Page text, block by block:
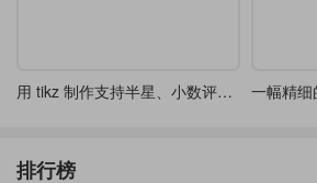
用 tikz 制作支持半星、小数评分显示的星级评分
排行榜